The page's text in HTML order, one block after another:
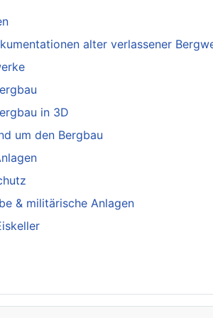
alter verlassener
in 3D
um den Bergbau
& militärische Anlagen